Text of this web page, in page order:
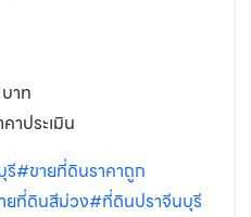
าท
าประเมิน
รี#ขายที่ดินราคาถูก
ยที่ดินสีม่วง#ที่ดินปราจีนบุรี